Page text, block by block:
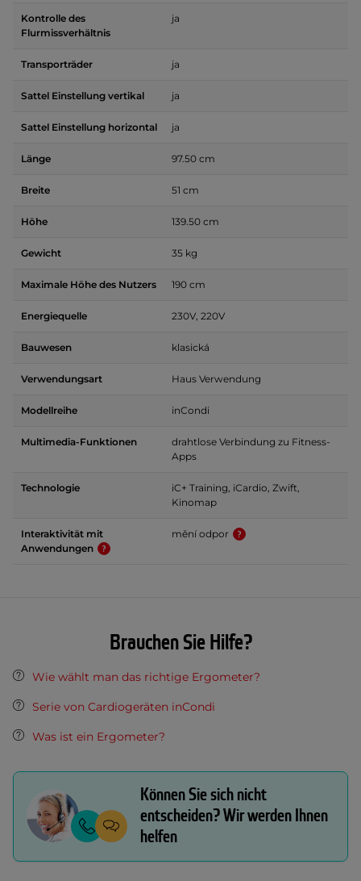
Kontrolle des
Flurmissverhältnis
ja
Transporträder ja
Sattel Einstellung vertikal ja
Sattel Einstellung horizontal ja
Länge 97.50 cm
Breite 51 cm
Höhe 139.50 cm
Gewicht 35 kg
Maximale Höhe des Nutzers 190 cm
Energiequelle 230V, 220V
Bauwesen klasická
Verwendungsart Haus Verwendung
Modellreihe inCondi
Multimedia-Funktionen
drahtlose Verbindung zu Fitness-
Apps
Technologie
iC+ Training, iCardio, Zwift,
Kinomap
Interaktivität mit
Anwendungen
mění odpor
Brauchen Sie Hilfe?
Wie wählt man das richtige Ergometer?
Serie von Cardiogeräten inCondi
Was ist ein Ergometer?
Können Sie sich nicht
entscheiden? Wir werden Ihnen
helfen